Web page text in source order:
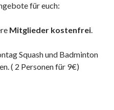
für euch:
Mitglieder kostenfrei.
Squash und Badminton
( 2 Personen für 9€)